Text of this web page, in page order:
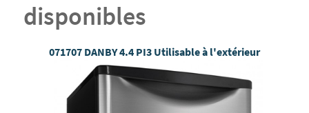
disponibles
071707 DANBY 4.4 PI3 Utilisable à l'extérieur